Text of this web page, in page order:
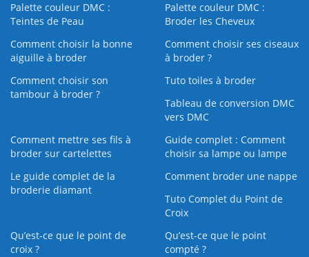
Palette couleur DMC :
Teintes de Peau
Palette couleur DMC :
Broder les Cheveux
Comment choisir la bonne
aiguille à broder
Comment choisir ses ciseaux
à broder ?
Comment choisir son
tambour à broder ?
Tuto toiles à broder
Tableau de conversion DMC
vers DMC
Comment mettre ses fils à
broder sur cartelettes
Guide complet : Comment
choisir sa lampe ou lampe
Le guide complet de la
broderie diamant
Comment broder une nappe
Tuto Complet du Point de
Croix
Qu’est-ce que le point de
croix ?
Qu’est-ce que le point
compté ?